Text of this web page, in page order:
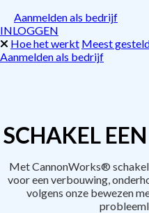
Aanmelden als bedrijf
INLOGGEN
Hoe het werkt Meest
Aanmelden als bedrijf
SCHAKEL
Met CannonWorks®
voor een verbouwing,
volgens onze bewezen